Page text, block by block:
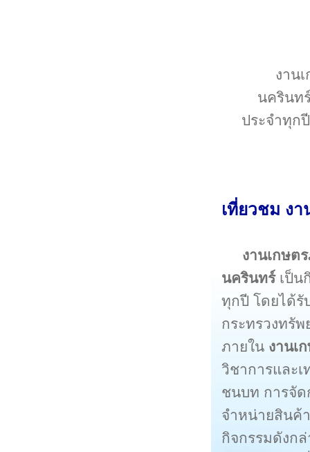
งาน
นครินท
ประจำทุก
เที่ยวชม ง
งานเกษต
นครินทร์เป็น
ทุกปี โดยได้รั
กระทรวงทรั
ภายใน งานเ
วิชาการและ
ชนบท การจั
จำหน่ายสินค้
กิจกรรมดังก